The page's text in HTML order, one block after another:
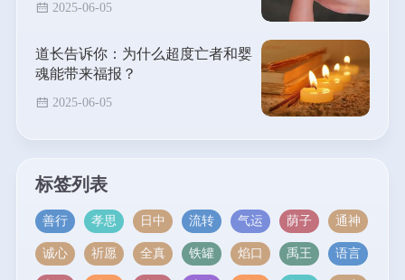
2025-06-05
道长告诉你：为什么超度亡者和婴
魂能带来福报？
2025-06-05
标签列表
善行 孝思 日中 流转 气运 荫子 通神
诚心 祈愿 全真 铁罐 焰口 禹王 语言